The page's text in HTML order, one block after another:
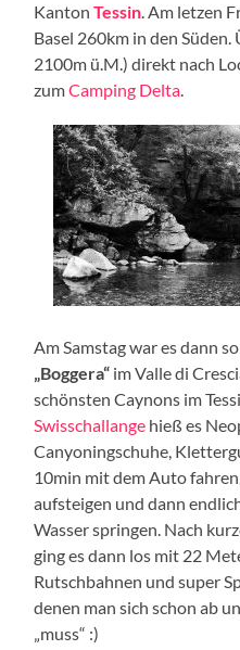
KantonTessin. Am letzen
Basel 260km in den
2100m ü.M.) direkt nach
zumCamping Delta.
Am Samstag war es dann
„Boggera“ im Valle di
schönsten Caynons im
Swisschallange hieß es
Canyoningschuhe,
10min mit dem Auto
aufsteigen und dann
Wasser springen. Nach
ging es dann los mit 22
Rutschbahnen und super
denen man sich schon ab
„muss“ :)